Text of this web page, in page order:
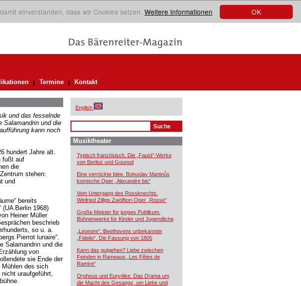
OK
einverstanden, dass wir Cookies setzen. Weitere Informationen
Termine Kontakt
und das fesselnde
Salamandrin und die
kann noch
hundert Jahre alt.
fußt auf
die
stehen:
und
bereits
(UA Berlin 1968)
Heiner Müller
beschrieb
so u. a.
Pierrot lunaire“.
Salamandrin und die
von
sie Ende der
Mühlen des sich
uraufgeführt,
English
Musiktheater
Typisch französisch. Die „Faust“-Werke
von Berlioz und Gounod
Eine verrückte Idee. Bohuslav Martinůs
komische Oper „Alexandre bis“
Vom Untergang des Rossknechts.
Winfried Zilligs Zwölfton-Oper „Rosse“
Große Meister für junges Publikum.
Bühnenwerke für Kinder und Jugendliche
„Leonore“: Beethovens unbekannter
„Fidelio“. Die Fassung von 1805
Kann das gutgehen? Liebe zwischen
Feinden in Rameaus „Les Fêtes de
Ramire“
Orpheus und Eurydike. Das Drama um
die Macht des Gesangs, um Liebe und